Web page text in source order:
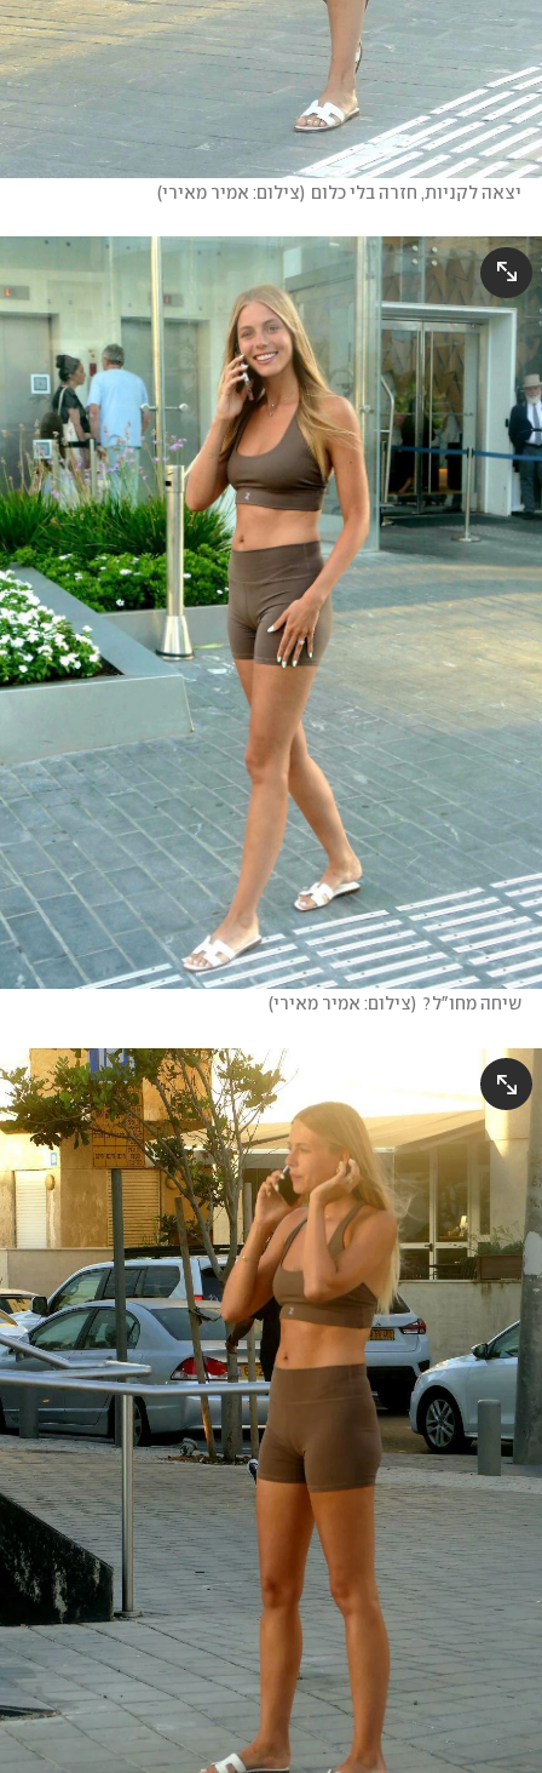
יצאה לקניות, חזרה בלי כלום (צילום: אמיר מאירי)
שיחה מחו"ל? (צילום: אמיר מאירי)